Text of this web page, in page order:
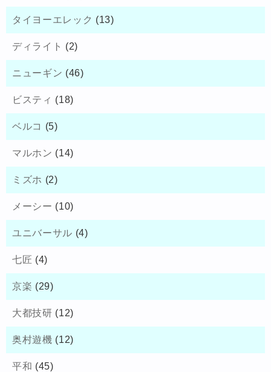
タイヨーエレック (13)
ディライト (2)
ニューギン (46)
ビスティ (18)
ベルコ (5)
マルホン (14)
ミズホ (2)
メーシー (10)
ユニバーサル (4)
七匠 (4)
京楽 (29)
大都技研 (12)
奥村遊機 (12)
平和 (45)